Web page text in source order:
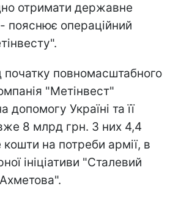
отримати державне
пояснює операційний
початку повномасштабного
"Метінвест"
допомогу Україні та її
8 млрд грн. З них 4,4
на потреби армії, в
ініціативи "Сталевий